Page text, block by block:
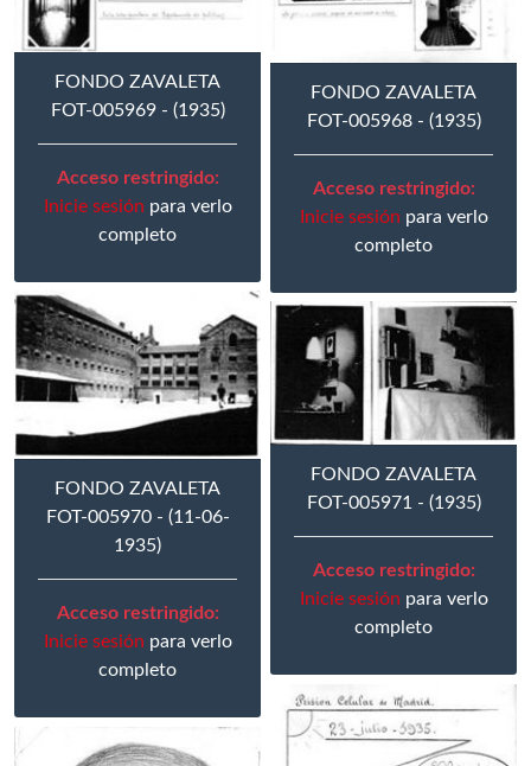
FONDO ZAVALETA
FOT-005968 - (1935)
Acceso restringido:
Inicie sesión para verlo
completo
FONDO ZAVALETA
FOT-005969 - (1935)
Acceso restringido:
Inicie sesión para verlo
completo
FONDO ZAVALETA
FOT-005970 - (11-06-
1935)
Acceso restringido:
Inicie sesión para verlo
completo
FONDO ZAVALETA
FOT-005971 - (1935)
Acceso restringido:
Inicie sesión para verlo
completo